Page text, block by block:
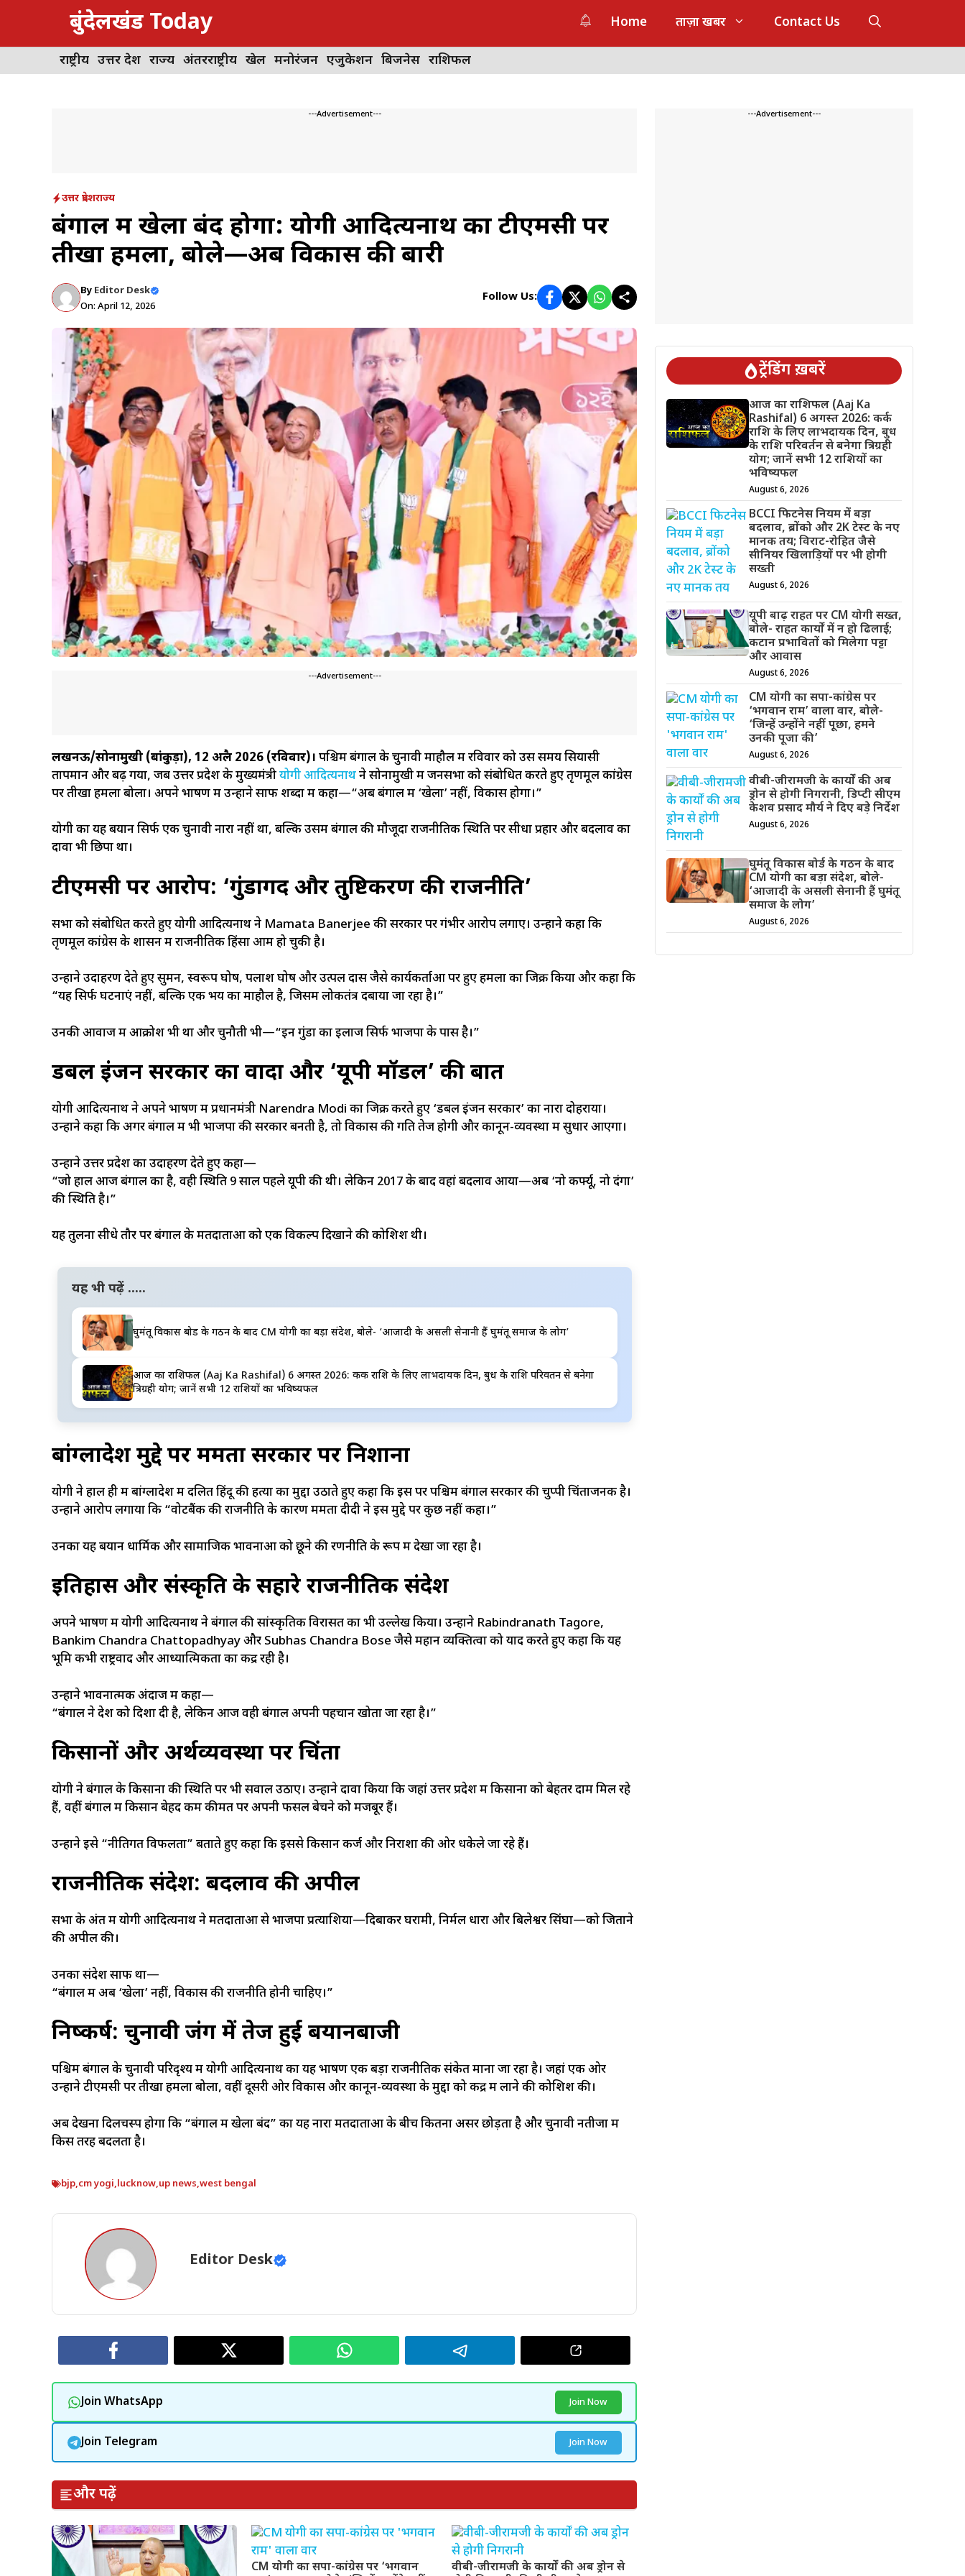
content
बुंदेलखंड Today Home ताज़ा खबर Contact Us
राष्ट्रीय उत्तर प्रदेश राज्य अंतरराष्ट्रीय खेल मनोरंजन एजुकेशन बिजनेस राशिफल
---Advertisement---
उत्तर प्रदेशराज्य
बंगाल में खेला बंद होगा: योगी आदित्यनाथ का टीएमसी पर
तीखा हमला, बोले—अब विकास की बारी
By Editor Desk
On: April 12, 2026
Follow Us:
---Advertisement---
लखनऊ/सोनामुखी (बांकुड़ा), 12 अप्रैल 2026 (रविवार)। पश्चिम बंगाल के चुनावी माहौल में रविवार को उस समय सियासी
तापमान और बढ़ गया, जब उत्तर प्रदेश के मुख्यमंत्रीयोगी आदित्यनाथने सोनामुखी में जनसभा को संबोधित करते हुए तृणमूल कांग्रेस
पर तीखा हमला बोला। अपने भाषण में उन्होंने साफ शब्दों में कहा—“अब बंगाल में ‘खेला’ नहीं, विकास होगा।”
योगी का यह बयान सिर्फ एक चुनावी नारा नहीं था, बल्कि उसमें बंगाल की मौजूदा राजनीतिक स्थिति पर सीधा प्रहार और बदलाव का
दावा भी छिपा था।
टीएमसी पर आरोप: ‘गुंडागर्दी और तुष्टिकरण की राजनीति’
सभा को संबोधित करते हुए योगी आदित्यनाथ ने Mamata Banerjee की सरकार पर गंभीर आरोप लगाए। उन्होंने कहा कि
तृणमूल कांग्रेस के शासन में राजनीतिक हिंसा आम हो चुकी है।
उन्होंने उदाहरण देते हुए सुमन, स्वरूप घोष, पलाश घोष और उत्पल दास जैसे कार्यकर्ताओं पर हुए हमलों का जिक्र किया और कहा कि
“यह सिर्फ घटनाएं नहीं, बल्कि एक भय का माहौल है, जिसमें लोकतंत्र दबाया जा रहा है।”
उनकी आवाज में आक्रोश भी था और चुनौती भी—“इन गुंडों का इलाज सिर्फ भाजपा के पास है।”
डबल इंजन सरकार का वादा और ‘यूपी मॉडल’ की बात
योगी आदित्यनाथ ने अपने भाषण में प्रधानमंत्री Narendra Modi का जिक्र करते हुए ‘डबल इंजन सरकार’ का नारा दोहराया।
उन्होंने कहा कि अगर बंगाल में भी भाजपा की सरकार बनती है, तो विकास की गति तेज होगी और कानून-व्यवस्था में सुधार आएगा।
उन्होंने उत्तर प्रदेश का उदाहरण देते हुए कहा—
“जो हाल आज बंगाल का है, वही स्थिति 9 साल पहले यूपी की थी। लेकिन 2017 के बाद वहां बदलाव आया—अब ‘नो कर्फ्यू, नो दंगा’
की स्थिति है।”
यह तुलना सीधे तौर पर बंगाल के मतदाताओं को एक विकल्प दिखाने की कोशिश थी।
यह भी पढ़ें .....
घुमंतू विकास बोर्ड के गठन के बाद CM योगी का बड़ा संदेश, बोले- ‘आजादी के असली सेनानी हैं घुमंतू समाज के लोग’
आज का राशिफल (Aaj Ka Rashifal) 6 अगस्त 2026: कर्क राशि के लिए लाभदायक दिन, बुध के राशि परिवर्तन से बनेगा
त्रिग्रही योग; जानें सभी 12 राशियों का भविष्यफल
बांग्लादेश मुद्दे पर ममता सरकार पर निशाना
योगी ने हाल ही में बांग्लादेश में दलित हिंदू की हत्या का मुद्दा उठाते हुए कहा कि इस पर पश्चिम बंगाल सरकार की चुप्पी चिंताजनक है।
उन्होंने आरोप लगाया कि “वोटबैंक की राजनीति के कारण ममता दीदी ने इस मुद्दे पर कुछ नहीं कहा।”
उनका यह बयान धार्मिक और सामाजिक भावनाओं को छूने की रणनीति के रूप में देखा जा रहा है।
इतिहास और संस्कृति के सहारे राजनीतिक संदेश
अपने भाषण में योगी आदित्यनाथ ने बंगाल की सांस्कृतिक विरासत का भी उल्लेख किया। उन्होंने Rabindranath Tagore,
Bankim Chandra Chattopadhyay और Subhas Chandra Bose जैसे महान व्यक्तित्वों को याद करते हुए कहा कि यह
भूमि कभी राष्ट्रवाद और आध्यात्मिकता का केंद्र रही है।
उन्होंने भावनात्मक अंदाज में कहा—
“बंगाल ने देश को दिशा दी है, लेकिन आज वही बंगाल अपनी पहचान खोता जा रहा है।”
किसानों और अर्थव्यवस्था पर चिंता
योगी ने बंगाल के किसानों की स्थिति पर भी सवाल उठाए। उन्होंने दावा किया कि जहां उत्तर प्रदेश में किसानों को बेहतर दाम मिल रहे
हैं, वहीं बंगाल में किसान बेहद कम कीमत पर अपनी फसल बेचने को मजबूर हैं।
उन्होंने इसे “नीतिगत विफलता” बताते हुए कहा कि इससे किसान कर्ज और निराशा की ओर धकेले जा रहे हैं।
राजनीतिक संदेश: बदलाव की अपील
सभा के अंत में योगी आदित्यनाथ ने मतदाताओं से भाजपा प्रत्याशियों—दिबाकर घरामी, निर्मल धारा और बिलेश्वर सिंघा—को जिताने
की अपील की।
उनका संदेश साफ था—
“बंगाल में अब ‘खेला’ नहीं, विकास की राजनीति होनी चाहिए।”
निष्कर्ष: चुनावी जंग में तेज हुई बयानबाजी
पश्चिम बंगाल के चुनावी परिदृश्य में योगी आदित्यनाथ का यह भाषण एक बड़ा राजनीतिक संकेत माना जा रहा है। जहां एक ओर
उन्होंने टीएमसी पर तीखा हमला बोला, वहीं दूसरी ओर विकास और कानून-व्यवस्था के मुद्दों को केंद्र में लाने की कोशिश की।
अब देखना दिलचस्प होगा कि “बंगाल में खेला बंद” का यह नारा मतदाताओं के बीच कितना असर छोड़ता है और चुनावी नतीजों में
किस तरह बदलता है।
bjp,cm yogi,lucknow,up news,west bengal
Editor Desk
Join WhatsApp Join Now
Join Telegram Join Now
और पढ़ें
CM योगी का सपा-कांग्रेस पर ‘भगवान
वीबी-जीरामजी के कार्यों की अब ड्रोन से
---Advertisement---
ट्रेंडिंग ख़बरें
आज का राशिफल (Aaj Ka
Rashifal) 6 अगस्त 2026: कर्क
राशि के लिए लाभदायक दिन, बुध
के राशि परिवर्तन से बनेगा त्रिग्रही
योग; जानें सभी 12 राशियों का
भविष्यफल
August 6, 2026
BCCI फिटनेस नियम में बड़ा
बदलाव, ब्रोंको और 2K टेस्ट के नए
मानक तय; विराट-रोहित जैसे
सीनियर खिलाड़ियों पर भी होगी
सख्ती
August 6, 2026
यूपी बाढ़ राहत पर CM योगी सख्त,
बोले- राहत कार्यों में न हो ढिलाई;
कटान प्रभावितों को मिलेगा पट्टा
और आवास
August 6, 2026
CM योगी का सपा-कांग्रेस पर
‘भगवान राम’ वाला वार, बोले-
‘जिन्हें उन्होंने नहीं पूछा, हमने
उनकी पूजा की’
August 6, 2026
वीबी-जीरामजी के कार्यों की अब
ड्रोन से होगी निगरानी, डिप्टी सीएम
केशव प्रसाद मौर्य ने दिए बड़े निर्देश
August 6, 2026
घुमंतू विकास बोर्ड के गठन के बाद
CM योगी का बड़ा संदेश, बोले-
‘आजादी के असली सेनानी हैं घुमंतू
समाज के लोग’
August 6, 2026